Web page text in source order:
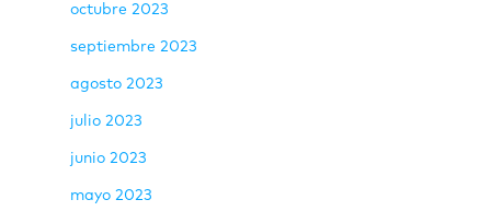
octubre 2023
septiembre 2023
agosto 2023
julio 2023
junio 2023
mayo 2023